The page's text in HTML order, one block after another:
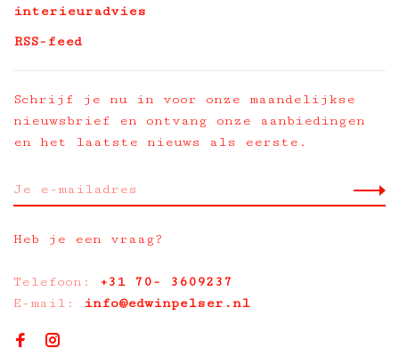
interieuradvies
RSS-feed
Schrijf je nu in voor onze maandelijkse
nieuwsbrief en ontvang onze aanbiedingen
en het laatste nieuws als eerste.
Heb je een vraag?
Telefoon: +31 70- 3609237
E-mail:
info@edwinpelser.nl